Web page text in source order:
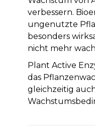
verbessern.
ungenutzte
besonders
nicht mehr
Plant Active
das
gleichzeitig